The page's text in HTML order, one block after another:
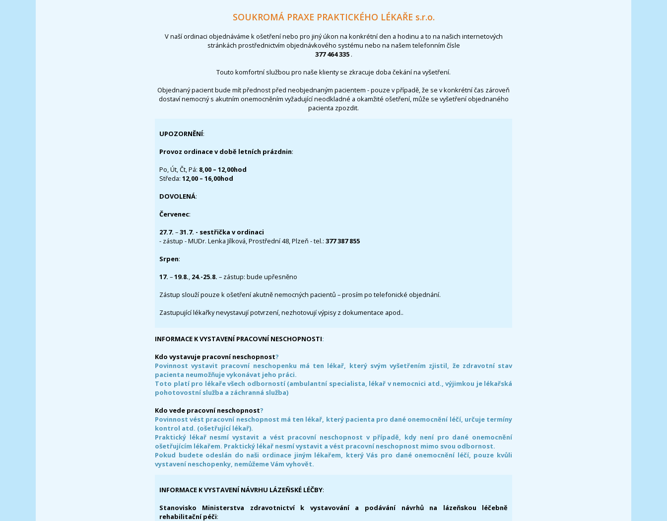
SOUKROMÁ PRAXE PRAKTICKÉHO LÉKAŘE s.r.o.
V naší ordinaci objednáváme k ošetření nebo pro jiný úkon na konkrétní den a hodinu a to na našich internetových
stránkách prostřednictvím objednávkového systému nebo na našem telefonním čísle
377 464 335 .
Touto komfortní službou pro naše klienty se zkracuje doba čekání na vyšetření.
Objednaný pacient bude mít přednost před neobjednaným pacientem - pouze v případě, že se v konkrétní čas zároveň
dostaví nemocný s akutním onemocněním vyžadující neodkladné a okamžité ošetření, může se vyšetření objednaného
pacienta zpozdit.
UPOZORNĚNÍ:
Provoz ordinace v době letních prázdnin:
Po, Út, Čt, Pá: 8,00 – 12,00hod
Středa: 12,00 – 16,00hod
DOVOLENÁ:
Červenec:
27.7. –31.7. - sestřička v ordinaci
- zástup - MUDr. Lenka Jílková, Prostřední 48, Plzeň - tel.: 377 387 855
Srpen:
17. –19.8., 24.-25.8. – zástup: bude upřesněno
Zástup slouží pouze k ošetření akutně nemocných pacientů – prosím po telefonické objednání.
Zastupující lékařky nevystavují potvrzení, nezhotovují výpisy z dokumentace apod..
INFORMACE K VYSTAVENÍ PRACOVNÍ NESCHOPNOSTI:
Kdo vystavuje pracovní neschopnost?
Povinnost vystavit pracovní neschopenku má ten lékař, který svým vyšetřením zjistil, že zdravotní stav
pacienta neumožňuje vykonávat jeho práci.
Toto platí pro lékaře všech odborností (ambulantní specialista, lékař v nemocnici atd., výjimkou je lékařská
pohotovostní služba a záchranná služba)
Kdo vede pracovní neschopnost?
Povinnost vést pracovní neschopnost má ten lékař, který pacienta pro dané onemocnění léčí, určuje termíny
kontrol atd. (ošetřující lékař).
Praktický lékař nesmí vystavit a vést pracovní neschopnost v případě, kdy není pro dané onemocnění
ošetřujícím lékařem. Praktický lékař nesmí vystavit a vést pracovní neschopnost mimo svou odbornost.
Pokud budete odeslán do naši ordinace jiným lékařem, který Vás pro dané onemocnění léčí, pouze kvůli
vystavení neschopenky, nemůžeme Vám vyhovět.
INFORMACE K VYSTAVENÍ NÁVRHU LÁZEŇSKÉ LÉČBY:
Stanovisko Ministerstva zdravotnictví k vystavování a podávání návrhů na lázeňskou léčebně
rehabilitační péči: